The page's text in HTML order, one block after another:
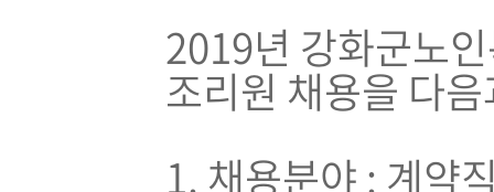
2019년 강화군노
조리원 채용을 다
1. 채용분야 : 계약